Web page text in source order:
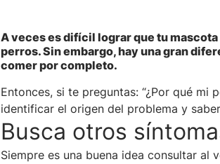
A veces es difícil lograr que tu
perros. Sin embargo, hay una gran
comer por completo.
Entonces, si te preguntas: “¿Por qué mi
identificar el origen del problema y
Busca otros
Siempre es una buena idea consultar al